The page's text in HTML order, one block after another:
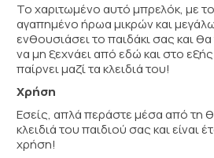
Το χαριτωμένο αυτό μπρελόκ, με
αγαπημένο ήρωα μικρών και
ενθουσιάσει το παιδάκι σας και θα
να μη ξεχνάει από εδώ και στο
παίρνει μαζί τα κλειδιά του!
Χρήση
Εσείς, απλά περάστε μέσα από τη
κλειδιά του παιδιού σας και είναι
χρήση!